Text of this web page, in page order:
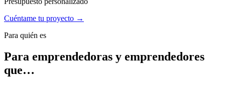
Cuéntame tu proyecto →
Para quién es
Para emprendedoras y emprendedores
que…